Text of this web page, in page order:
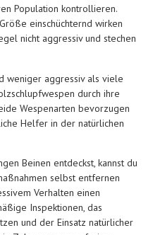
Population kontrollieren.
einschüchternd wirken
nicht aggressiv und stechen
weniger aggressiv als viele
durch ihre
Wespenarten bevorzugen
Helfer in der natürlichen
Beinen entdeckst, kannst du
selbst entfernen
Verhalten einen
Inspektionen, das
und der Einsatz natürlicher